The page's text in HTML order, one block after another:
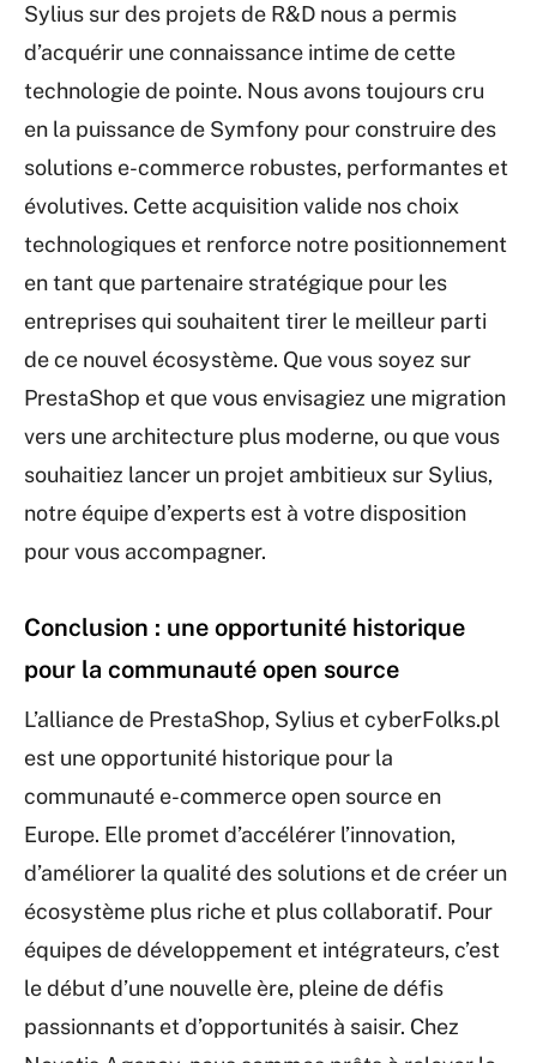
Sylius sur des projets de R&D nous a permis
d’acquérir une connaissance intime de cette
technologie de pointe. Nous avons toujours cru
en la puissance de Symfony pour construire des
solutions e-commerce robustes, performantes et
évolutives. Cette acquisition valide nos choix
technologiques et renforce notre positionnement
en tant que partenaire stratégique pour les
entreprises qui souhaitent tirer le meilleur parti
de ce nouvel écosystème. Que vous soyez sur
PrestaShop et que vous envisagiez une migration
vers une architecture plus moderne, ou que vous
souhaitiez lancer un projet ambitieux sur Sylius,
notre équipe d’experts est à votre disposition
pour vous accompagner.
Conclusion : une opportunité historique
pour la communauté open source
L’alliance de PrestaShop, Sylius et cyberFolks.pl
est une opportunité historique pour la
communauté e-commerce open source en
Europe. Elle promet d’accélérer l’innovation,
d’améliorer la qualité des solutions et de créer un
écosystème plus riche et plus collaboratif. Pour
équipes de développement et intégrateurs, c’est
le début d’une nouvelle ère, pleine de défis
passionnants et d’opportunités à saisir. Chez